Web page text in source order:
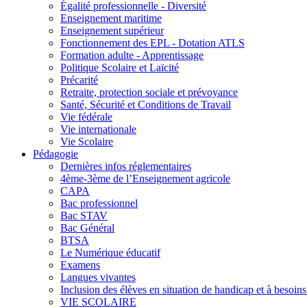
Égalité professionnelle - Diversité
Enseignement maritime
Enseignement supérieur
Fonctionnement des EPL - Dotation ATLS
Formation adulte - Apprentissage
Politique Scolaire et Laïcité
Précarité
Retraite, protection sociale et prévoyance
Santé, Sécurité et Conditions de Travail
Vie fédérale
Vie internationale
Vie Scolaire
Pédagogie
Dernières infos réglementaires
4ème-3ème de l’Enseignement agricole
CAPA
Bac professionnel
Bac STAV
Bac Général
BTSA
Le Numérique éducatif
Examens
Langues vivantes
Inclusion des élèves en situation de handicap et à
VIE SCOLAIRE